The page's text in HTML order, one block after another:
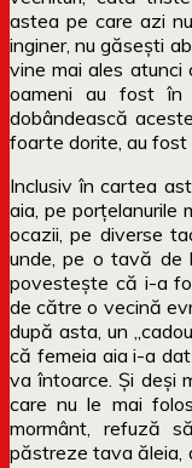
astea pe care azi
inginer, nu găsești
vine mai ales
oameni au fost
dobândească
foarte dorite, au fost
Inclusiv în cartea
aia, pe porțelanurile
ocazii, pe diverse
unde, pe o tavă de
povestește că i-a
de către o vecină
după asta, un
că femeia aia i-a
va întoarce. Și deși
care nu le mai
mormânt, refuză
păstreze tava ăleia,